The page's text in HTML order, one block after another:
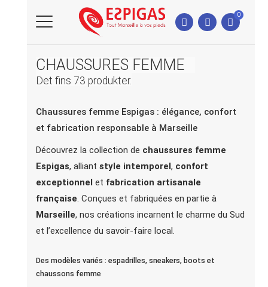
0
CHAUSSURES FEMME
Det fins 73 produkter.
Chaussures femme Espigas : élégance, confort
et fabrication responsable à Marseille
Découvrez la collection de chaussures femme
Espigas, alliant style intemporel, confort
exceptionnel et fabrication artisanale
française. Conçues et fabriquées en partie à
Marseille, nos créations incarnent le charme du Sud
et l’excellence du savoir-faire local.
Des modèles variés : espadrilles, sneakers, boots et
chaussons femme